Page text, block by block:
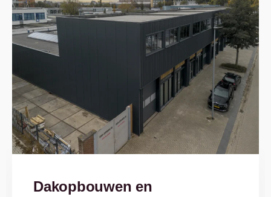
Dakopbouwen en